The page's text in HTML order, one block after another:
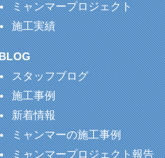
ミャンマープロジェクト
施工実績
スタッフブログ
施工事例
新着情報
ミャンマーの施工事例
ミャンマープロジェクト報告